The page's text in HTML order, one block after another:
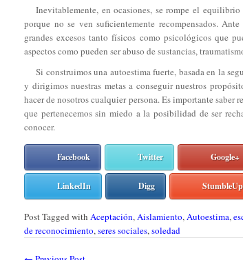
Inevitablemente, en ocasiones, se rompe el
porque no se ven suficientemente recompensados.
grandes excesos tanto físicos como psicológicos que
aspectos como pueden ser abuso de sustancias,
Si construimos una autoestima fuerte, basada en la
y dirigimos nuestras metas a conseguir nuestros
hacer de nosotros cualquier persona. Es importante
que pertenecemos sin miedo a la posibilidad de ser
conocer.
Facebook Twitter Google+
LinkedIn Digg
Post Tagged with Aceptación,Aislamiento,Autoestima,
de reconocimiento,seres sociales,soledad